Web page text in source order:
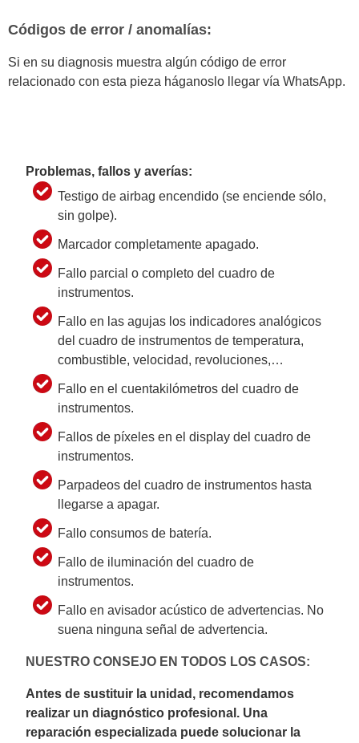
Códigos de error / anomalías:
Si en su diagnosis muestra algún código de error
relacionado con esta pieza háganoslo llegar vía WhatsApp.
Problemas, fallos y averías:
Testigo de airbag encendido (se enciende sólo,
sin golpe).
Marcador completamente apagado.
Fallo parcial o completo del cuadro de
instrumentos.
Fallo en las agujas los indicadores analógicos
del cuadro de instrumentos de temperatura,
combustible, velocidad, revoluciones,…
Fallo en el cuentakilómetros del cuadro de
instrumentos.
Fallos de píxeles en el display del cuadro de
instrumentos.
Parpadeos del cuadro de instrumentos hasta
llegarse a apagar.
Fallo consumos de batería.
Fallo de iluminación del cuadro de
instrumentos.
Fallo en avisador acústico de advertencias. No
suena ninguna señal de advertencia.
NUESTRO CONSEJO EN TODOS LOS CASOS:
Antes de sustituir la unidad, recomendamos
realizar un diagnóstico profesional. Una
reparación especializada puede solucionar la